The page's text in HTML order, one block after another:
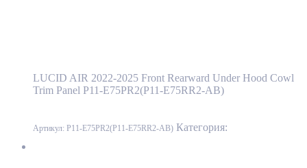
LUCID AIR 2022-2025 Front Rearward Under Hood Cowl
Trim Panel P11-E75PR2(P11-E75RR2-AB)
Артикул: P11-E75PR2(P11-E75RR2-AB) Категория: